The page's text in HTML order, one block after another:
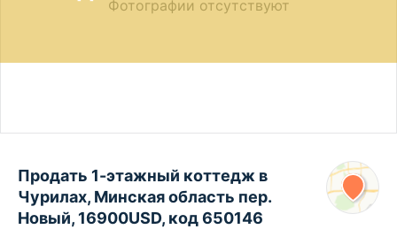
Фотографии отсутствуют
Продать 1-этажный коттедж в
Чурилах, Минская область пер.
Новый, 16900USD, код 650146